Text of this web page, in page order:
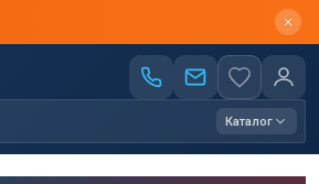
Каталог